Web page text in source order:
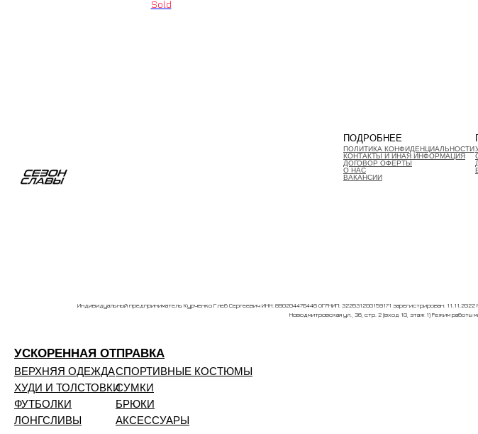
ПОДРОБНЕЕ
ПОЛИТИКА КОНФИДЕНЦИАЛЬНОСТИ
КОНТАКТЫ И ИНАЯ ИНФОРМАЦИЯ
ДОГОВОР ОФЕРТЫ
О НАС
ВАКАНСИИ
Индивидуальный предприниматель Курченко Глеб Сергеевич ИНН: 890204476446 ОГРНИП: 322631200159171 зарегистрирован:
Новодмитровская ул., 36, стр. 2 (вход 10, этаж 1) Режим
УСКОРЕННАЯ ОТПРАВКА
ВЕРХНЯЯ ОДЕЖДА
ХУДИ И ТОЛСТОВКИ
ФУТБОЛКИ
ЛОНГСЛИВЫ
СПОРТИВНЫЕ КОСТЮМЫ
СУМКИ
БРЮКИ
АКСЕССУАРЫ